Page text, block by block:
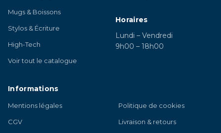
Mugs & Boissons
Stylos & Écriture
High-Tech
Voir tout le catalogue
Horaires
Lundi – Vendredi
9h00 – 18h00
Informations
Mentions légales
CGV
Politique de cookies
Livraison & retours